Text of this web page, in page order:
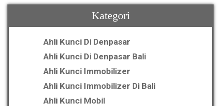
Kategori
Ahli Kunci Di Denpasar
Ahli Kunci Di Denpasar Bali
Ahli Kunci Immobilizer
Ahli Kunci Immobilizer Di Bali
Ahli Kunci Mobil